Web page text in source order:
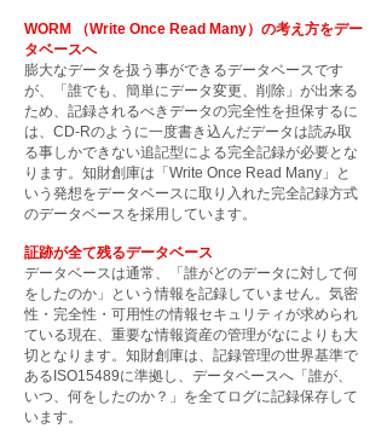
WORM （Write Once Read Many）の考え方をデー
タベースへ
膨大なデータを扱う事ができるデータベースです
が、「誰でも、簡単にデータ変更、削除」が出来る
ため、記録されるべきデータの完全性を担保するに
は、CD-Rのように一度書き込んだデータは読み取
る事しかできない追記型による完全記録が必要とな
ります。知財創庫は「Write Once Read Many」と
いう発想をデータベースに取り入れた完全記録方式
のデータベースを採用しています。
証跡が全て残るデータベース
データベースは通常、「誰がどのデータに対して何
をしたのか」という情報を記録していません。気密
性・完全性・可用性の情報セキュリティが求められ
ている現在、重要な情報資産の管理がなによりも大
切となります。知財創庫は、記録管理の世界基準で
あるISO15489に準拠し、データベースへ「誰が、
いつ、何をしたのか？」を全てログに記録保存して
います。